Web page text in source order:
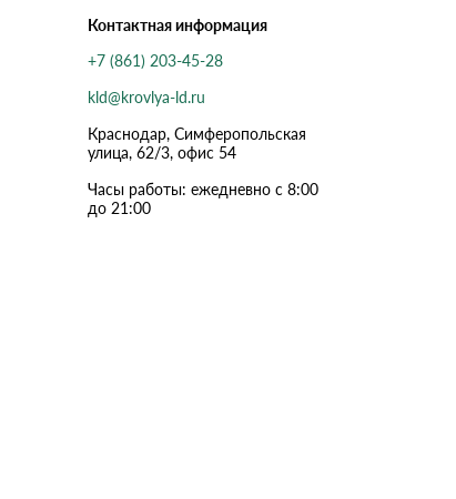
Контактная информация
+7 (861) 203-45-28
kld@krovlya-ld.ru
Краснодар, Симферопольская
улица, 62/3, офис 54
Часы работы: ежедневно с 8:00
до 21:00